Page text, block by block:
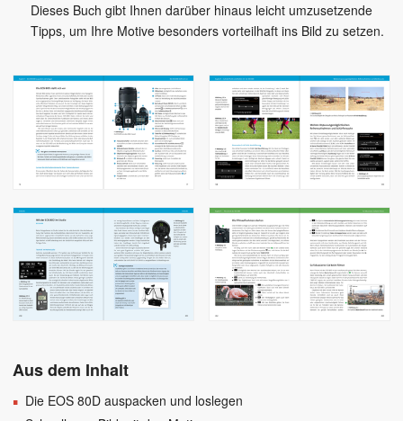
Dieses Buch gibt Ihnen darüber hinaus leicht umzusetzende
Tipps, um Ihre Motive besonders vorteilhaft ins Bild zu setzen.
Aus dem Inhalt
Die EOS 80D auspacken und loslegen